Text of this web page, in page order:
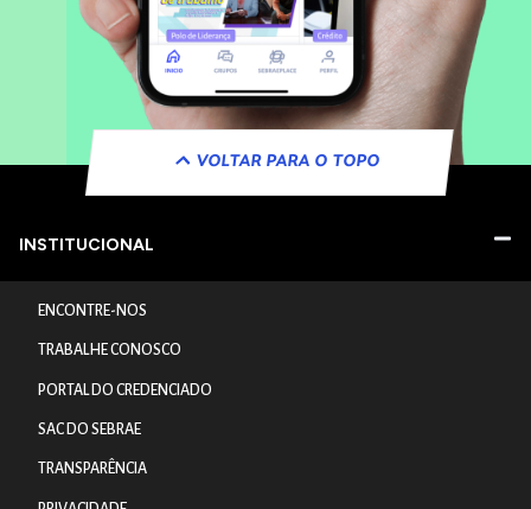
VOLTAR PARA O TOPO
INSTITUCIONAL
ENCONTRE-NOS
TRABALHE CONOSCO
PORTAL DO CREDENCIADO
SAC DO SEBRAE
TRANSPARÊNCIA